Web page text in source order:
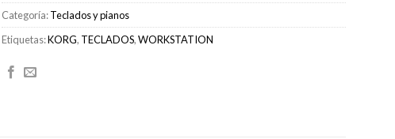
Categoría:Teclados y pianos
Etiquetas:KORG, TECLADOS,WORKSTATION